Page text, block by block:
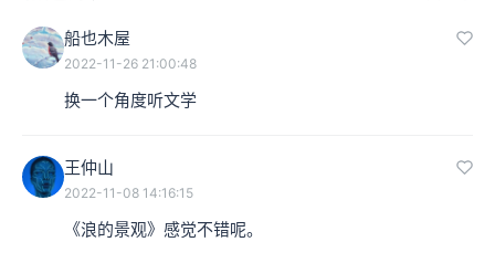
船也木屋
2022-11-26 21:00:48
换一个角度听文学
王仲山
2022-11-08 14:16:15
《浪的景观》感觉不错呢。